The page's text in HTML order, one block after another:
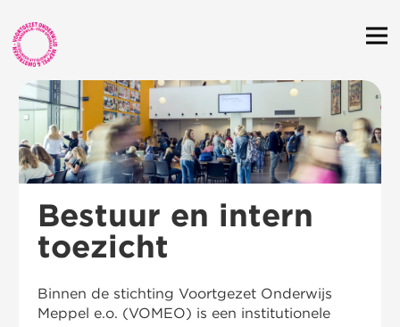
Bestuur en intern
toezicht
Binnen de stichting Voortgezet Onderwijs
Meppel e.o. (VOMEO) is een institutionele